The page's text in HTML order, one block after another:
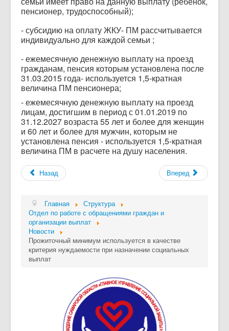
пенсионер, трудоспособный);
- субсидию на оплату ЖКУ- ПМ рассчитывается
индивидуально для каждой семьи ;
- ежемесячную денежную выплату на проезд
гражданам, пенсия которым установлена после
31.03.2015 года- используется 1,5-кратная
величина ПМ пенсионера;
- ежемесячную денежную выплату на проезд
лицам, достигшим в период с 01.01.2019 по
31.12.2027 возраста 55 лет и более для женщин
и 60 лет и более для мужчин, которым не
установлена пенсия - используется 1,5-кратная
величина ПМ в расчете на душу населения.
Назад Вперед
Главная
Структура
Отдел по работе с обращениями граждан и
организации выплат
Новости
Прожиточный минимум используется в качестве
критерия нуждаемости при назначении социальных
выплат